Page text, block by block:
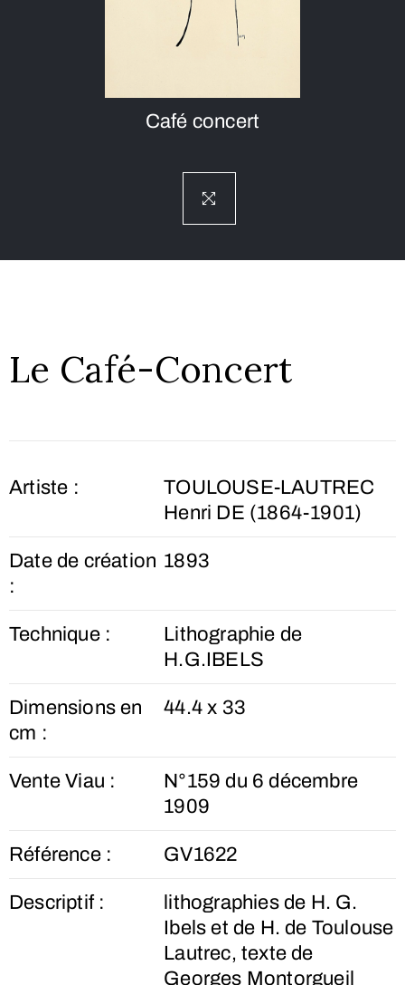
Café concert
Le Café-Concert
Artiste :
TOULOUSE-LAUTREC
Henri DE (1864-1901)
Date de création
:
1893
Technique :
Lithographie de
H.G.IBELS
Dimensions en
cm :
44.4 x 33
Vente Viau :
N°159 du 6 décembre
1909
Référence : GV1622
Descriptif :
lithographies de H. G.
Ibels et de H. de Toulouse
Lautrec, texte de
Georges Montorgueil